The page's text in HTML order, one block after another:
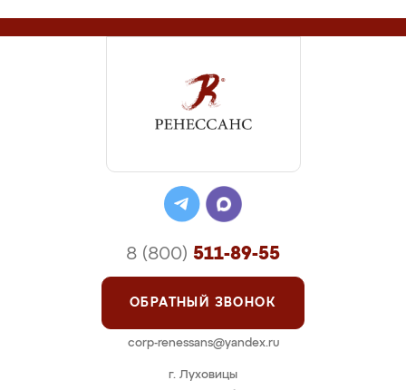
г. Луховицы
8 (800) 511-89-55
ОБРАТНЫЙ ЗВОНОК
corp-renessans@yandex.ru